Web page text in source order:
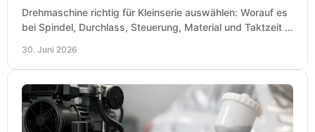
Drehmaschine richtig für Kleinserie auswählen: Worauf es
bei Spindel, Durchlass, Steuerung, Material und Taktzeit in
30. Juni 2026